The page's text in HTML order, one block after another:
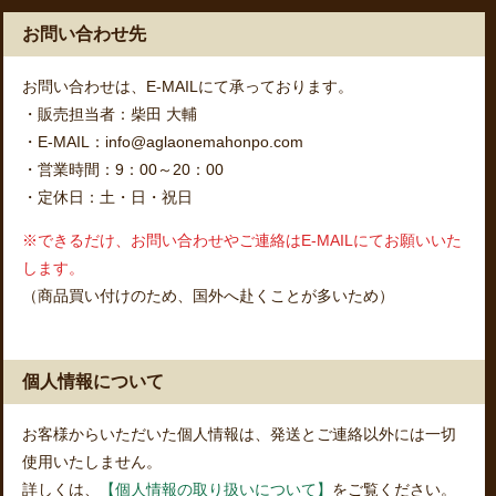
お問い合わせ先
お問い合わせは、E-MAILにて承っております。
・販売担当者：柴田 大輔
・E-MAIL：info@aglaonemahonpo.com
・営業時間：9：00～20：00
・定休日：土・日・祝日
※できるだけ、お問い合わせやご連絡はE-MAILにてお願いいた
します。
（商品買い付けのため、国外へ赴くことが多いため）
個人情報について
お客様からいただいた個人情報は、発送とご連絡以外には一切
使用いたしません。
詳しくは、
【個人情報の取り扱いについて】 をご覧ください。